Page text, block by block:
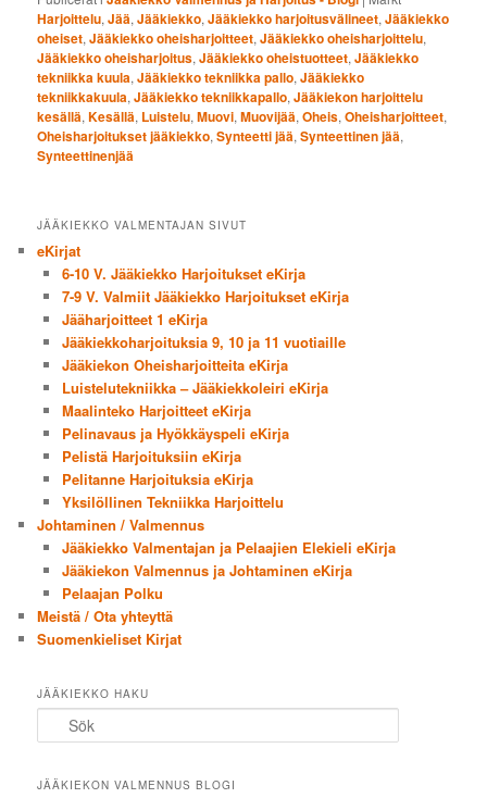
Harjoittelu,Jää,Jääkiekko,Jääkiekko harjoitusvälineet,Jääkiekko
oheiset,Jääkiekko oheisharjoitteet,Jääkiekko oheisharjoittelu,
Jääkiekko oheisharjoitus,Jääkiekko oheistuotteet,Jääkiekko
tekniikka kuula,Jääkiekko tekniikka pallo,Jääkiekko
tekniikkakuula,Jääkiekko tekniikkapallo,Jääkiekon harjoittelu
kesällä,Kesällä, Luistelu,Muovi,Muovijää,Oheis,Oheisharjoitteet,
Oheisharjoitukset jääkiekko,Synteetti jää,Synteettinen jää,
Synteettinenjää
JÄÄKIEKKO VALMENTAJAN SIVUT
eKirjat
6-10 V. Jääkiekko Harjoitukset eKirja
7-9 V. Valmiit Jääkiekko Harjoitukset eKirja
Jääharjoitteet 1 eKirja
Jääkiekkoharjoituksia 9, 10 ja 11 vuotiaille
Jääkiekon Oheisharjoitteita eKirja
Luistelutekniikka – Jääkiekkoleiri eKirja
Maalinteko Harjoitteet eKirja
Pelinavaus ja Hyökkäyspeli eKirja
Pelistä Harjoituksiin eKirja
Pelitanne Harjoituksia eKirja
Yksilöllinen Tekniikka Harjoittelu
Johtaminen / Valmennus
Jääkiekko Valmentajan ja Pelaajien Elekieli eKirja
Jääkiekon Valmennus ja Johtaminen eKirja
Pelaajan Polku
Meistä / Ota yhteyttä
Suomenkieliset Kirjat
JÄÄKIEKKO HAKU
JÄÄKIEKON VALMENNUS BLOGI